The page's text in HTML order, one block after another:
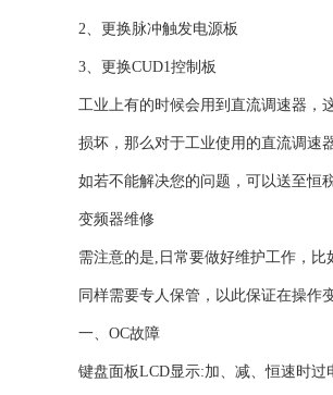
2、更换脉冲触发电源板
3、更换CUD1控制板
工业上有的时候会用到直流调速器，
损坏，那么对于工业使用的直流调速
如若不能解决您的问题，可以送至恒
变频器维修
需注意的是,日常要做好维护工作，
同样需要专人保管，以此保证在操作
一、OC故障
键盘面板LCD显示:加、减、恒速时过